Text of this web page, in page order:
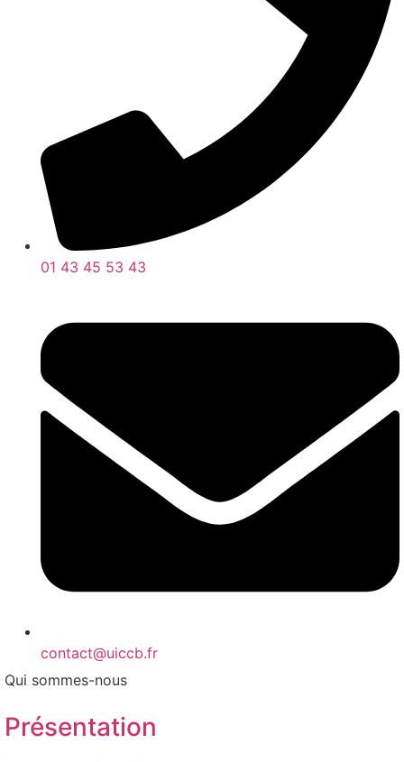
01 43 45 53 43
contact@uiccb.fr
Qui sommes-nous
Présentation